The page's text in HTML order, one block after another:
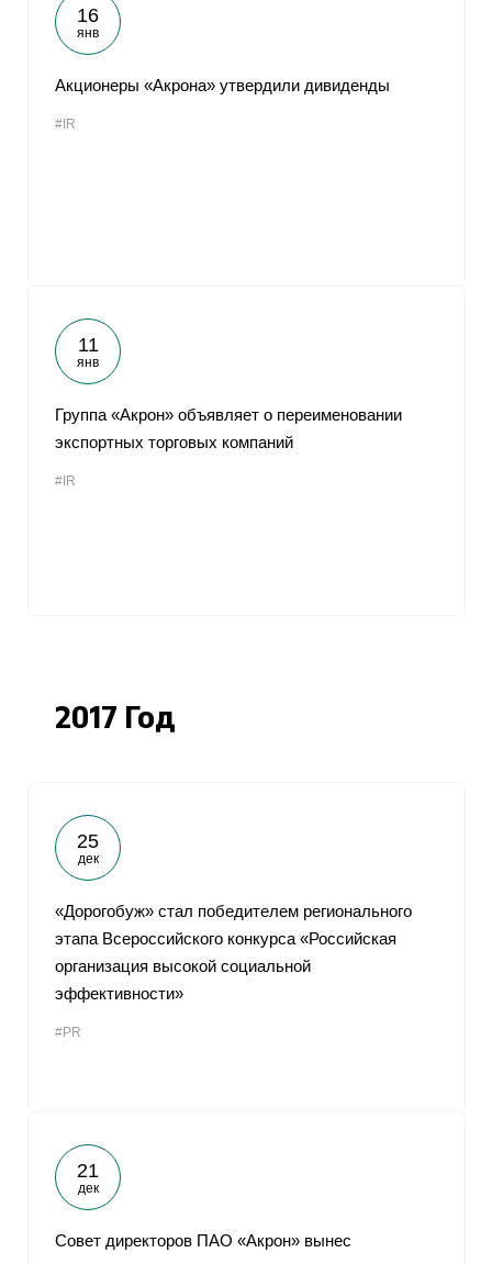
16
янв
Акционеры «Акрона» утвердили дивиденды
#IR
11
янв
Группа «Акрон» объявляет о переименовании
экспортных торговых компаний
#IR
2017 Год
25
дек
«Дорогобуж» стал победителем регионального
этапа Всероссийского конкурса «Российская
организация высокой социальной
эффективности»
#PR
21
дек
Совет директоров ПАО «Акрон» вынес